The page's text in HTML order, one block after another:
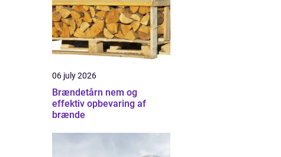
06 july 2026
Brændetårn nem og
effektiv opbevaring af
brænde